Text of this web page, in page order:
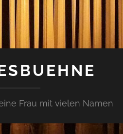
Frau mit vielen Namen